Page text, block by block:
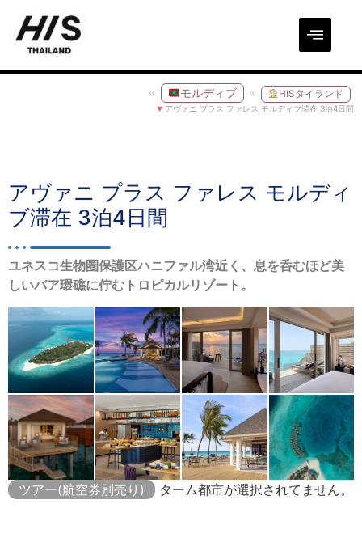
HISタイランド
モルディブ
アヴァニ プラス ファレス モルディブ滞在 3泊4日間
アヴァニ プラス ファレス モルディ
ブ滞在 3泊4日間
ユネスコ生物圏保護区ハニファル湾近く、息を呑むほど美
しいバア環礁に佇むトロピカルリゾート。
ツアー(航空券別売り) ターム都市が選択されてません。